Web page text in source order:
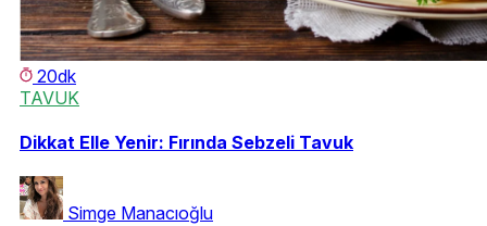
20dk
TAVUK
Dikkat Elle Yenir: Fırında Sebzeli Tavuk
Simge Manacıoğlu